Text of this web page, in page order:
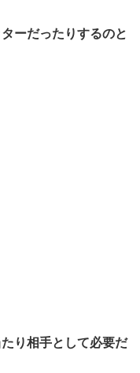
ーだったりするのと
り相手として必要だ